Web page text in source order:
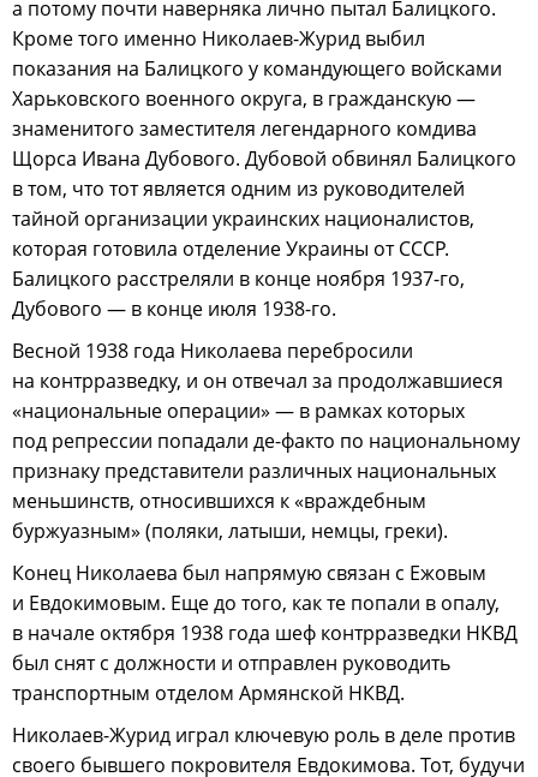
а потому почти наверняка лично пытал Балицкого.
Кроме того именно Николаев-Журид выбил
показания на Балицкого у командующего войсками
Харьковского военного округа, в гражданскую —
знаменитого заместителя легендарного комдива
Щорса Ивана Дубового. Дубовой обвинял Балицкого
в том, что тот является одним из руководителей
тайной организации украинских националистов,
которая готовила отделение Украины от СССР.
Балицкого расстреляли в конце ноября 1937-го,
Дубового — в конце июля 1938-го.
Весной 1938 года Николаева перебросили
на контрразведку, и он отвечал за продолжавшиеся
«национальные операции» — в рамках которых
под репрессии попадали де-факто по национальному
признаку представители различных национальных
меньшинств, относившихся к «враждебным
буржуазным» (поляки, латыши, немцы, греки).
Конец Николаева был напрямую связан с Ежовым
и Евдокимовым. Еще до того, как те попали в опалу,
в начале октября 1938 года шеф контрразведки НКВД
был снят с должности и отправлен руководить
транспортным отделом Армянской НКВД.
Николаев-Журид играл ключевую роль в деле против
своего бывшего покровителя Евдокимова. Тот, будучи